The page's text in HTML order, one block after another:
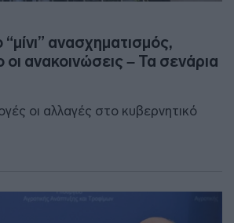
“μίνι” ανασχηματισμός,
ανακοινώσεις – Τα σενάρια
οι αλλαγές στο κυβερνητικό